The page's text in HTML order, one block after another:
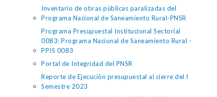
Inventario de obras públicas paralizadas del
Programa Nacional de Saneamiento Rural-PNSR
Programa Presupuestal Institucional Sectorial
0083: Programa Nacional de Saneamiento Rural -
PPIS 0083
Portal de Integridad del PNSR
Reporte de Ejecución presupuestal al cierre del I
Semestre 2023